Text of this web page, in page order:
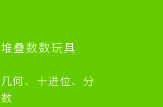
堆叠数数玩具
几何、十进位、分
数